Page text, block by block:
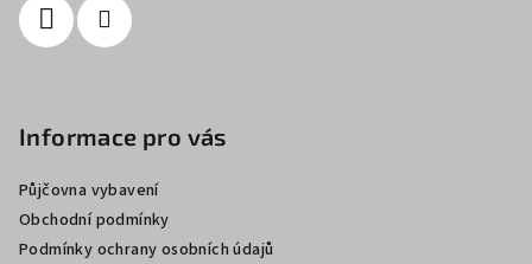
Informace pro vás
Půjčovna vybavení
Obchodní podmínky
Podmínky ochrany osobních údajů